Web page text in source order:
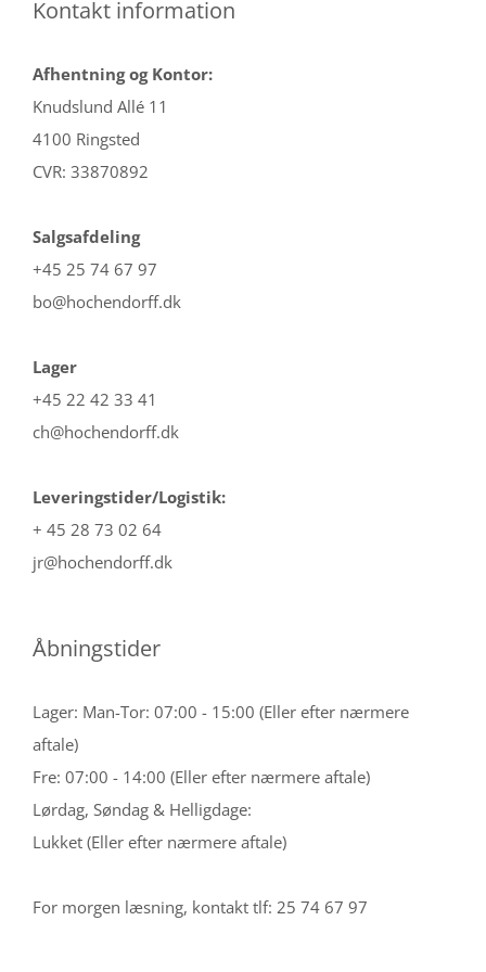
Kontakt information
Afhentning og Kontor:
Knudslund Allé 11
4100 Ringsted
CVR: 33870892
Salgsafdeling
+45 25 74 67 97
bo@hochendorff.dk
Lager
+45 22 42 33 41
ch@hochendorff.dk
Leveringstider/Logistik:
+ 45 28 73 02 64
jr@hochendorff.dk
Åbningstider
Lager: Man-Tor: 07:00 - 15:00 (Eller efter nærmere
aftale)
Fre: 07:00 - 14:00 (Eller efter nærmere aftale)
Lørdag, Søndag & Helligdage:
Lukket (Eller efter nærmere aftale)
For morgen læsning, kontakt tlf: 25 74 67 97